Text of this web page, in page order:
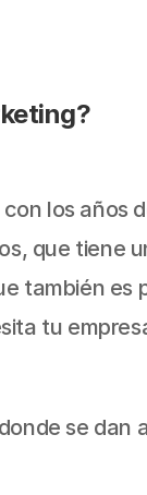
los años
que tiene
también
tu
se dan